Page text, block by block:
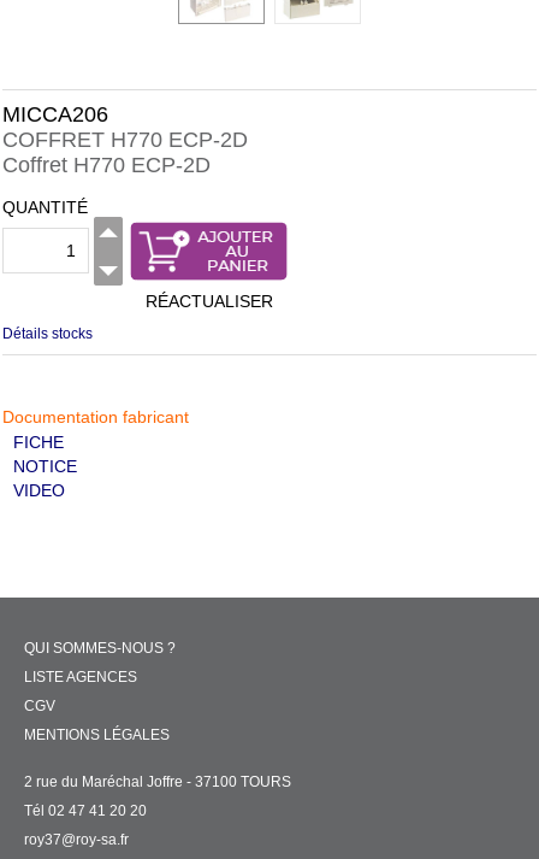
MICCA206
COFFRET H770 ECP-2D
Coffret H770 ECP-2D
QUANTITÉ
RÉACTUALISER
Détails stocks
Documentation fabricant
FICHE
NOTICE
VIDEO
QUI SOMMES-NOUS ?
LISTE AGENCES
CGV
MENTIONS LÉGALES
2 rue du Maréchal Joffre - 37100 TOURS
Tél 02 47 41 20 20
roy37@roy-sa.fr